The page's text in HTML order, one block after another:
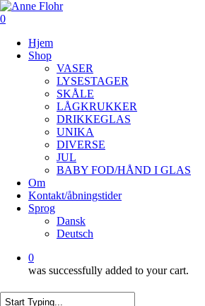
Skip
to
content
0
Hjem
Shop
VASER
LYSESTAGER
SKÅLE
LÅGKRUKKER
DRIKKEGLAS
UNIKA
DIVERSE
JUL
BABY FOD/HÅND I GLAS
Om
Kontakt/åbningstider
Sprog
Dansk
Deutsch
0
was successfully added to your cart.